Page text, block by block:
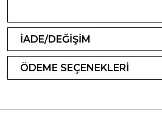
İADE/DEĞİŞİM
ÖDEME SEÇENEKLERİ